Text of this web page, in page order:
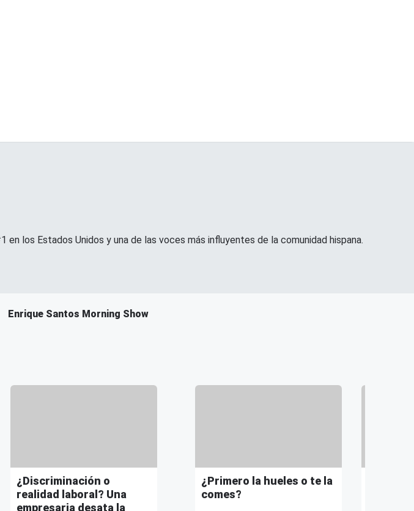
los Estados Unidos y una de las voces más influyentes de la comunidad hispana.
Enrique Santos Morning Show
¿Discriminación o
realidad laboral? Una
empresaria desata la
¿Primero la hueles o te la
comes?